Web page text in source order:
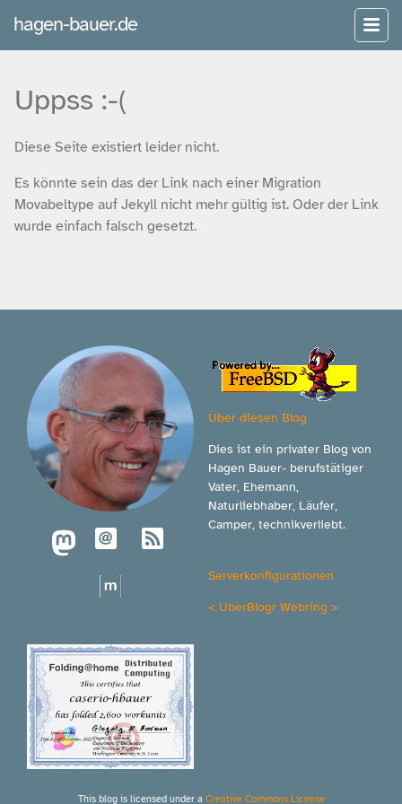
hagen-bauer.de
Uppss :-(
Diese Seite existiert leider nicht.
Es könnte sein das der Link nach einer Migration
Movabeltype auf Jekyll nicht mehr gültig ist. Oder der Link
wurde einfach falsch gesetzt.
Über diesen Blog
Dies ist ein privater Blog von
Hagen Bauer- berufstätiger
Vater, Ehemann,
Naturliebhaber, Läufer,
Camper, technikverliebt.
Serverkonfigurationen
< UberBlogr Webring >
This blog is licensed under a Creative Commons License